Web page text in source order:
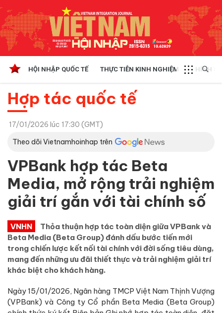
HỘI NHẬP QUỐC TẾ THỰC TIỄN KINH NGHIỆM CHÍNH
Hợp tác quốc tế
17/01/2026 lúc 17:30 (GMT)
Theo dõi Vietnamhoinhap trên
VPBank hợp tác Beta
Media, mở rộng trải nghiệm
giải trí gắn với tài chính số
VNHN
Thỏa thuận hợp tác toàn diện giữa VPBank và
Beta Media (Beta Group) đánh dấu bước tiến mới
trong chiến lược kết nối tài chính với đời sống tiêu dùng,
mang đến những ưu đãi thiết thực và trải nghiệm giải trí
khác biệt cho khách hàng.
Ngày 15/01/2026, Ngân hàng TMCP Việt Nam Thịnh Vượng
(VPBank) và Công ty Cổ phần Beta Media (Beta Group)